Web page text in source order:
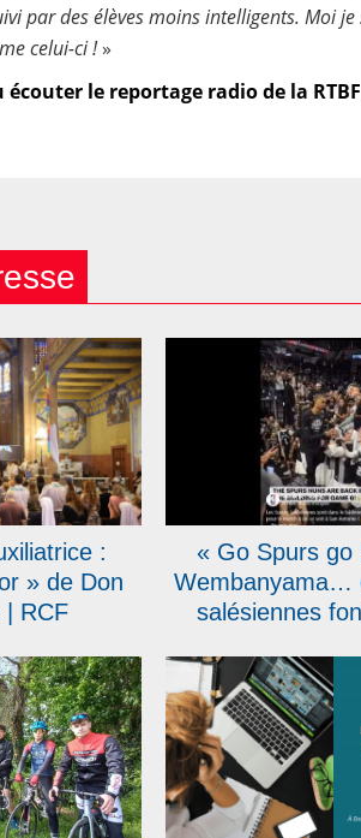
par des élèves moins intelligents. Moi
celui-ci !»
écouter le reportage radio de la
:
» de Don
| RCF
« Go Spurs
salésiennes